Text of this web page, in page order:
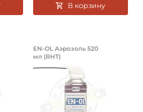
В корзину
смазка FK-80 "жидкий
"жидкий ключ" FK-80 Аэрозоль
Спиртовой
Спиртовой очиститель EN-
EN-OL Аэрозоль 520
мл (RHT)